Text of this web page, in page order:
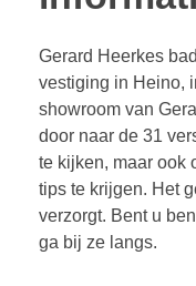
Gerard Heerkes
vestiging in Heino,
showroom van
door naar de 31
te kijken, maar ook
tips te krijgen. Het
verzorgt. Bent u
ga bij ze langs.